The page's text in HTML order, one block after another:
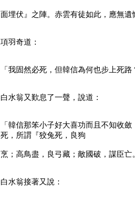
面埋伏』之陣。赤雲有徒如此，應無遺
項羽奇道：
「我固然必死，但韓信為何也步上死路
白水翁又歎息了一聲，說道：
「韓信那笨小子好大喜功而且不知收
死，所謂『狡兔死，良狗
烹；高鳥盡，良弓藏；敵國破，謀臣
白水翁接著又說：